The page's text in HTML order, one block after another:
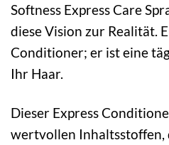
Softness Express Care
diese Vision zur Realität.
Conditioner; er ist eine
Ihr Haar.
Dieser Express
wertvollen Inhaltsstoffen,